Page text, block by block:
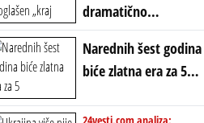
dramatično
proglašen „kraj jedne
ere“, ali sa
dvostrukom
neistinom: forma te
Narednih šest godina
biće zlatna era za 5
znakova: Stiže lavina